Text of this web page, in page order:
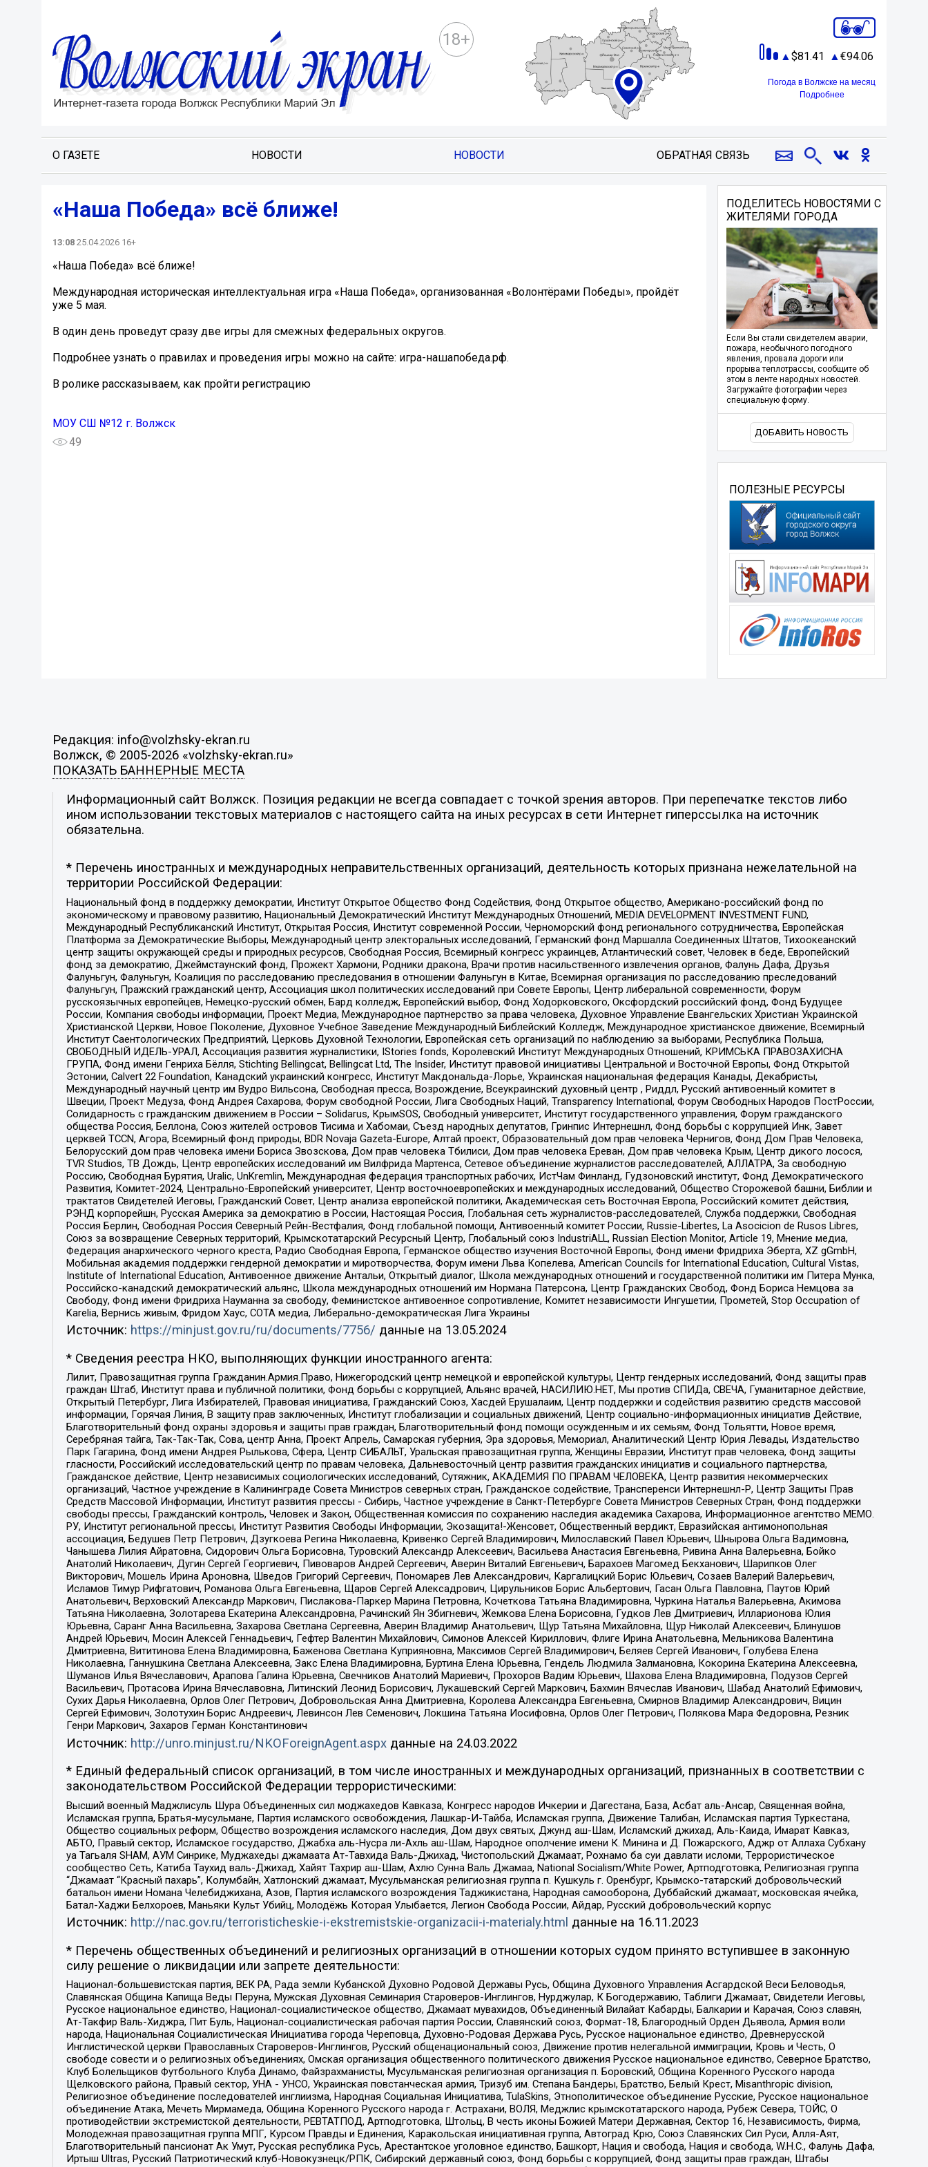
18+
81.41 94.06
Погода в Волжске на месяц
Подробнее
О ГАЗЕТЕ НОВОСТИ НОВОСТИ ОБРАТНАЯ СВЯЗЬ
«Наша Победа» всё ближе!
13:08 25.04.2026 16+
«Наша Победа» всё ближе!
Международная историческая интеллектуальная игра «Наша Победа», организованная «Волонтёрами Победы», пройдёт
уже 5 мая.
В один день проведут сразу две игры для смежных федеральных округов.
Подробнее узнать о правилах и проведения игры можно на сайте: игра-нашапобеда.рф.
В ролике рассказываем, как пройти регистрацию
МОУ СШ №12 г. Волжск
49
ПОДЕЛИТЕСЬ НОВОСТЯМИ С
ЖИТЕЛЯМИ ГОРОДА
Если Вы стали свидетелем аварии,
пожара, необычного погодного
явления, провала дороги или
прорыва теплотрассы, сообщите об
этом в ленте народных новостей.
Загружайте фотографии через
специальную форму.
ДОБАВИТЬ НОВОСТЬ
ПОЛЕЗНЫЕ РЕСУРСЫ
Редакция: info@volzhsky-ekran.ru
Волжск, © 2005-2026 «volzhsky-ekran.ru»
ПОКАЗАТЬ БАННЕРНЫЕ МЕСТА
Информационный сайт Волжск. Позиция редакции не всегда совпадает с точкой зрения авторов. При перепечатке текстов либо
ином использовании текстовых материалов с настоящего сайта на иных ресурсах в сети Интернет гиперссылка на источник
обязательна.
* Перечень иностранных и международных неправительственных организаций, деятельность которых признана нежелательной на
территории Российской Федерации:
Национальный фонд в поддержку демократии, Институт Открытое Общество Фонд Содействия, Фонд Открытое общество, Американо-российский фонд по
экономическому и правовому развитию, Национальный Демократический Институт Международных Отношений, MEDIA DEVELOPMENT INVESTMENT FUND,
Международный Республиканский Институт, Открытая Россия, Институт современной России, Черноморский фонд регионального сотрудничества, Европейская
Платформа за Демократические Выборы, Международный центр электоральных исследований, Германский фонд Маршалла Соединенных Штатов, Тихоокеанский
центр защиты окружающей среды и природных ресурсов, Свободная Россия, Всемирный конгресс украинцев, Атлантический совет, Человек в беде, Европейский
фонд за демократию, Джеймстаунский фонд, Прожект Хармони, Родники дракона, Врачи против насильственного извлечения органов, Фалунь Дафа, Друзья
Фалуньгун, Фалуньгун, Коалиция по расследованию преследования в отношении Фалуньгун в Китае, Всемирная организация по расследованию преследований
Фалуньгун, Пражский гражданский центр, Ассоциация школ политических исследований при Совете Европы, Центр либеральной современности, Форум
русскоязычных европейцев, Немецко-русский обмен, Бард колледж, Европейский выбор, Фонд Ходорковского, Оксфордский российский фонд, Фонд Будущее
России, Компания свободы информации, Проект Медиа, Международное партнерство за права человека, Духовное Управление Евангельских Христиан Украинской
Христианской Церкви, Новое Поколение, Духовное Учебное Заведение Международный Библейский Колледж, Международное христианское движение, Всемирный
Институт Саентологических Предприятий, Церковь Духовной Технологии, Европейская сеть организаций по наблюдению за выборами, Республика Польша,
СВОБОДНЫЙ ИДЕЛЬ-УРАЛ, Ассоциация развития журналистики, IStories fonds, Королевский Институт Международных Отношений, КРИМСЬКА ПРАВОЗАХИСНА
ГРУПА, Фонд имени Генриха Бёлля, Stichting Bellingcat, Bellingcat Ltd, The Insider, Институт правовой инициативы Центральной и Восточной Европы, Фонд Открытой
Эстонии, Calvert 22 Foundation, Канадский украинский конгресс, Институт Макдональда-Лорье, Украинская национальная федерация Канады, Декабристы,
Международный научный центр им Вудро Вильсона, Свободная пресса, Возрождение, Всеукраинский духовный центр , Риддл, Русский антивоенный комитет в
Швеции, Проект Медуза, Фонд Андрея Сахарова, Форум свободной России, Лига Свободных Наций, Transparеncy International, Форум Свободных Народов ПостРоссии,
Солидарность с гражданским движением в России – Solidarus, КрымSOS, Свободный университет, Институт государственного управления, Форум гражданского
общества Россия, Беллона, Союз жителей островов Тисима и Хабомаи, Съезд народных депутатов, Гринпис Интернешнл, Фонд борьбы с коррупцией Инк, Завет
церквей TCCN, Агора, Всемирный фонд природы, BDR Novaja Gazeta-Europe, Алтай проект, Образовательный дом прав человека Чернигов, Фонд Дом Прав Человека,
Белорусский дом прав человека имени Бориса Звозскова, Дом прав человека Тбилиси, Дом прав человека Ереван, Дом прав человека Крым, Центр дикого лосося,
TVR Studios, ТВ Дождь, Центр европейских исследований им Вилфрида Мартенса, Сетевое объединение журналистов расследователей, АЛЛАТРА, За свободную
Россию, Свободная Бурятия, Uralic, UnKremlin, Международная федерация транспортных рабочих, ИстЧам Финланд, Гудзоновский институт, Фонд Демократического
Развития, Комитет-2024, Центрально-Европейский университет, Центр восточноевропейских и международных исследований, Общество Сторожевой башни, Библии и
трактатов Свидетелей Иеговы, Гражданский Совет, Центр анализа европейской политики, Академическая сеть Восточная Европа, Российский комитет действия,
РЭНД корпорейшн, Русская Америка за демократию в России, Настоящая Россия, Глобальная сеть журналистов-расследователей, Служба поддержки, Свободная
Россия Берлин, Свободная Россия Северный Рейн-Вестфалия, Фонд глобальной помощи, Антивоенный комитет России, Russie-Libertes, La Asocicion de Rusos Libres,
Союз за возвращение Северных территорий, Крымскотатарский Ресурсный Центр, Глобальный союз IndustriALL, Russian Election Monitor, Article 19, Мнение медиа,
Федерация анархического черного креста, Радио Свободная Европа, Германское общество изучения Восточной Европы, Фонд имени Фридриха Эберта, XZ gGmbH,
Мобильная академия поддержки гендерной демократии и миротворчества, Форум имени Льва Копелева, American Councils for International Education, Cultural Vistas,
Institute of International Education, Антивоенное движение Антальи, Открытый диалог, Школа международных отношений и государственной политики им Питера Мунка,
Российско-канадский демократический альянс, Школа международных отношений им Нормана Патерсона, Центр Гражданских Свобод, Фонд Бориса Немцова за
Свободу, Фонд имени Фридриха Науманна за свободу, Феминистское антивоенное сопротивление, Комитет независимости Ингушетии, Прометей, Stop Occupation of
Karelia, Вернись живым, Фридом Хаус, СОТА медиа, Либерально-демократическая Лига Украины
Источник: https://minjust.gov.ru/ru/documents/7756/ данные на 13.05.2024
* Сведения реестра НКО, выполняющих функции иностранного агента:
Лилит, Правозащитная группа Гражданин.Армия.Право, Нижегородский центр немецкой и европейской культуры, Центр гендерных исследований, Фонд защиты прав
граждан Штаб, Институт права и публичной политики, Фонд борьбы с коррупцией, Альянс врачей, НАСИЛИЮ.НЕТ, Мы против СПИДа, СВЕЧА, Гуманитарное действие,
Открытый Петербург, Лига Избирателей, Правовая инициатива, Гражданский Союз, Хасдей Ерушалаим, Центр поддержки и содействия развитию средств массовой
информации, Горячая Линия, В защиту прав заключенных, Институт глобализации и социальных движений, Центр социально-информационных инициатив Действие,
Благотворительный фонд охраны здоровья и защиты прав граждан, Благотворительный фонд помощи осужденным и их семьям, Фонд Тольятти, Новое время,
Серебряная тайга, Так-Так-Так, Сова, центр Анна, Проект Апрель, Самарская губерния, Эра здоровья, Мемориал, Аналитический Центр Юрия Левады, Издательство
Парк Гагарина, Фонд имени Андрея Рылькова, Сфера, Центр СИБАЛЬТ, Уральская правозащитная группа, Женщины Евразии, Институт прав человека, Фонд защиты
гласности, Российский исследовательский центр по правам человека, Дальневосточный центр развития гражданских инициатив и социального партнерства,
Гражданское действие, Центр независимых социологических исследований, Сутяжник, АКАДЕМИЯ ПО ПРАВАМ ЧЕЛОВЕКА, Центр развития некоммерческих
организаций, Частное учреждение в Калининграде Совета Министров северных стран, Гражданское содействие, Трансперенси Интернешнл-Р, Центр Защиты Прав
Средств Массовой Информации, Институт развития прессы - Сибирь, Частное учреждение в Санкт-Петербурге Совета Министров Северных Стран, Фонд поддержки
свободы прессы, Гражданский контроль, Человек и Закон, Общественная комиссия по сохранению наследия академика Сахарова, Информационное агентство МЕМО.
РУ, Институт региональной прессы, Институт Развития Свободы Информации, Экозащита!-Женсовет, Общественный вердикт, Евразийская антимонопольная
ассоциация, Бедушев Петр Петрович, Дзугкоева Регина Николаевна, Кривенко Сергей Владимирович, Милославский Павел Юрьевич, Шнырова Ольга Вадимовна,
Чанышева Лилия Айратовна, Сидорович Ольга Борисовна, Туровский Александр Алексеевич, Васильева Анастасия Евгеньевна, Ривина Анна Валерьевна, Бойко
Анатолий Николаевич, Дугин Сергей Георгиевич, Пивоваров Андрей Сергеевич, Аверин Виталий Евгеньевич, Барахоев Магомед Бекханович, Шарипков Олег
Викторович, Мошель Ирина Ароновна, Шведов Григорий Сергеевич, Пономарев Лев Александрович, Каргалицкий Борис Юльевич, Созаев Валерий Валерьевич,
Исламов Тимур Рифгатович, Романова Ольга Евгеньевна, Щаров Сергей Алексадрович, Цирульников Борис Альбертович, Гасан Ольга Павловна, Паутов Юрий
Анатольевич, Верховский Александр Маркович, Пислакова-Паркер Марина Петровна, Кочеткова Татьяна Владимировна, Чуркина Наталья Валерьевна, Акимова
Татьяна Николаевна, Золотарева Екатерина Александровна, Рачинский Ян Збигневич, Жемкова Елена Борисовна, Гудков Лев Дмитриевич, Илларионова Юлия
Юрьевна, Саранг Анна Васильевна, Захарова Светлана Сергеевна, Аверин Владимир Анатольевич, Щур Татьяна Михайловна, Щур Николай Алексеевич, Блинушов
Андрей Юрьевич, Мосин Алексей Геннадьевич, Гефтер Валентин Михайлович, Симонов Алексей Кириллович, Флиге Ирина Анатольевна, Мельникова Валентина
Дмитриевна, Вититинова Елена Владимировна, Баженова Светлана Куприяновна, Максимов Сергей Владимирович, Беляев Сергей Иванович, Голубева Елена
Николаевна, Ганнушкина Светлана Алексеевна, Закс Елена Владимировна, Буртина Елена Юрьевна, Гендель Людмила Залмановна, Кокорина Екатерина Алексеевна,
Шуманов Илья Вячеславович, Арапова Галина Юрьевна, Свечников Анатолий Мариевич, Прохоров Вадим Юрьевич, Шахова Елена Владимировна, Подузов Сергей
Васильевич, Протасова Ирина Вячеславовна, Литинский Леонид Борисович, Лукашевский Сергей Маркович, Бахмин Вячеслав Иванович, Шабад Анатолий Ефимович,
Сухих Дарья Николаевна, Орлов Олег Петрович, Добровольская Анна Дмитриевна, Королева Александра Евгеньевна, Смирнов Владимир Александрович, Вицин
Сергей Ефимович, Золотухин Борис Андреевич, Левинсон Лев Семенович, Локшина Татьяна Иосифовна, Орлов Олег Петрович, Полякова Мара Федоровна, Резник
Генри Маркович, Захаров Герман Константинович
Источник: http://unro.minjust.ru/NKOForeignAgent.aspxданные на 24.03.2022
* Единый федеральный список организаций, в том числе иностранных и международных организаций, признанных в соответствии с
законодательством Российской Федерации террористическими:
Высший военный Маджлисуль Шура Объединенных сил моджахедов Кавказа, Конгресс народов Ичкерии и Дагестана, База, Асбат аль-Ансар, Священная война,
Исламская группа, Братья-мусульмане, Партия исламского освобождения, Лашкар-И-Тайба, Исламская группа, Движение Талибан, Исламская партия Туркестана,
Общество социальных реформ, Общество возрождения исламского наследия, Дом двух святых, Джунд аш-Шам, Исламский джихад, Аль-Каида, Имарат Кавказ,
АБТО, Правый сектор, Исламское государство, Джабха аль-Нусра ли-Ахль аш-Шам, Народное ополчение имени К. Минина и Д. Пожарского, Аджр от Аллаха Субхану
уа Тагьаля SHAM, АУМ Синрике, Муджахеды джамаата Ат-Тавхида Валь-Джихад, Чистопольский Джамаат, Рохнамо ба суи давлати исломи, Террористическое
сообщество Сеть, Катиба Таухид валь-Джихад, Хайят Тахрир аш-Шам, Ахлю Сунна Валь Джамаа, National Socialism/White Power, Артподготовка, Религиозная группа
“Джамаат “Красный пахарь”, Колумбайн, Хатлонский джамаат, Мусульманская религиозная группа п. Кушкуль г. Оренбург, Крымско-татарский добровольческий
батальон имени Номана Челебиджихана, Азов, Партия исламского возрождения Таджикистана, Народная самооборона, Дуббайский джамаат, московская ячейка,
Батал-Хаджи Белхороев, Маньяки Культ Убийц, Молодёжь Которая Улыбается, Легион Свобода России, Айдар, Русский добровольческий корпус
Источник: http://nac.gov.ru/terroristicheskie-i-ekstremistskie-organizacii-i-materialy.html данные на 16.11.2023
* Перечень общественных объединений и религиозных организаций в отношении которых судом принято вступившее в законную
силу решение о ликвидации или запрете деятельности:
Национал-большевистская партия, ВЕК РА, Рада земли Кубанской Духовно Родовой Державы Русь, Община Духовного Управления Асгардской Веси Беловодья,
Славянская Община Капища Веды Перуна, Мужская Духовная Семинария Староверов-Инглингов, Нурджулар, К Богодержавию, Таблиги Джамаат, Свидетели Иеговы,
Русское национальное единство, Национал-социалистическое общество, Джамаат мувахидов, Объединенный Вилайат Кабарды, Балкарии и Карачая, Союз славян,
Ат-Такфир Валь-Хиджра, Пит Буль, Национал-социалистическая рабочая партия России, Славянский союз, Формат-18, Благородный Орден Дьявола, Армия воли
народа, Национальная Социалистическая Инициатива города Череповца, Духовно-Родовая Держава Русь, Русское национальное единство, Древнерусской
Инглистической церкви Православных Староверов-Инглингов, Русский общенациональный союз, Движение против нелегальной иммиграции, Кровь и Честь, О
свободе совести и о религиозных объединениях, Омская организация общественного политического движения Русское национальное единство, Северное Братство,
Клуб Болельщиков Футбольного Клуба Динамо, Файзрахманисты, Мусульманская религиозная организация п. Боровский, Община Коренного Русского народа
Щелковского района, Правый сектор, УНА - УНСО, Украинская повстанческая армия, Тризуб им. Степана Бандеры, Братство, Белый Крест, Misanthropic division,
Религиозное объединение последователей инглиизма, Народная Социальная Инициатива, TulaSkins, Этнополитическое объединение Русские, Русское национальное
объединение Атака, Мечеть Мирмамеда, Община Коренного Русского народа г. Астрахани, ВОЛЯ, Меджлис крымскотатарского народа, Рубеж Севера, ТОЙС, О
противодействии экстремистской деятельности, РЕВТАТПОД, Артподготовка, Штольц, В честь иконы Божией Матери Державная, Сектор 16, Независимость, Фирма,
Молодежная правозащитная группа МПГ, Курсом Правды и Единения, Каракольская инициативная группа, Автоград Крю, Союз Славянских Сил Руси, Алля-Аят,
Благотворительный пансионат Ак Умут, Русская республика Русь, Арестантское уголовное единство, Башкорт, Нация и свобода, Нация и свобода, W.H.С., Фалунь Дафа,
Иртыш Ultras, Русский Патриотический клуб-Новокузнецк/РПК, Сибирский державный союз, Фонд борьбы с коррупцией, Фонд защиты прав граждан, Штабы